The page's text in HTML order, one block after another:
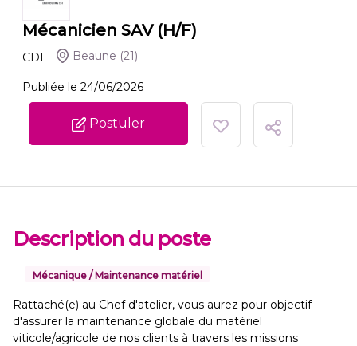
Mécanicien SAV (H/F)
CDI Beaune (21)
Publiée le 24/06/2026
Postuler
Description du poste
Mécanique / Maintenance matériel
Rattaché(e) au Chef d'atelier, vous aurez pour objectif
d'assurer la maintenance globale du matériel
viticole/agricole de nos clients à travers les missions